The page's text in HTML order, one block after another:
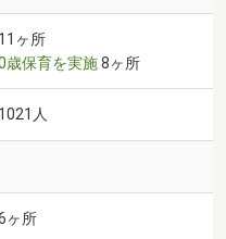
11ヶ所
歳保育を実施8ヶ所
1021人
ヶ所